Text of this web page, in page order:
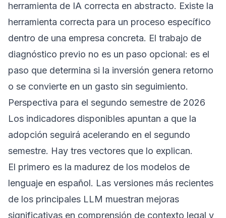
herramienta de IA correcta en abstracto. Existe la
herramienta correcta para un proceso específico
dentro de una empresa concreta. El trabajo de
diagnóstico previo no es un paso opcional: es el
paso que determina si la inversión genera retorno
o se convierte en un gasto sin seguimiento.
Perspectiva para el segundo semestre de 2026
Los indicadores disponibles apuntan a que la
adopción seguirá acelerando en el segundo
semestre. Hay tres vectores que lo explican.
El primero es la madurez de los modelos de
lenguaje en español. Las versiones más recientes
de los principales LLM muestran mejoras
significativas en comprensión de contexto legal y